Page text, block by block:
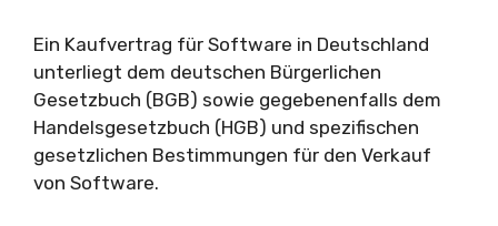
Ein Kaufvertrag für Software in Deutschland
unterliegt dem deutschen Bürgerlichen
Gesetzbuch (BGB) sowie gegebenenfalls dem
Handelsgesetzbuch (HGB) und spezifischen
gesetzlichen Bestimmungen für den Verkauf
von Software.